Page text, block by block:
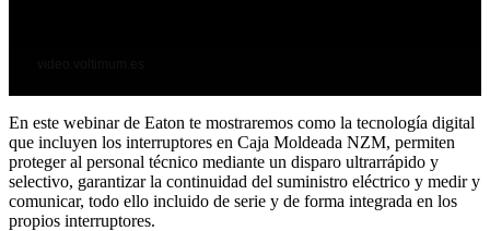
En este webinar de Eaton te mostraremos como la tecnología digital
que incluyen los interruptores en Caja Moldeada NZM, permiten
proteger al personal técnico mediante un disparo ultrarrápido y
selectivo, garantizar la continuidad del suministro eléctrico y medir y
comunicar, todo ello incluido de serie y de forma integrada en los
propios interruptores.